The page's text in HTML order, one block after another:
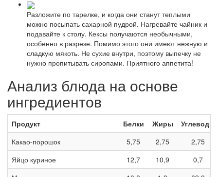
Разложите по тарелке, и когда они станут теплыми
можно посыпать сахарной пудрой. Нагревайте чайник и
подавайте к столу. Кексы получаются необычными,
особенно в разрезе. Помимо этого они имеют нежную и
сладкую мякоть. Не сухие внутри, поэтому выпечку не
нужно пропитывать сиропами. Приятного аппетита!
Анализ блюда на основе
ингредиентов
Продукт Белки Жиры
Углеводы
Какао-порошок
5,75 2,75
2,75
Яйцо куриное
12,7 10,9
0,7